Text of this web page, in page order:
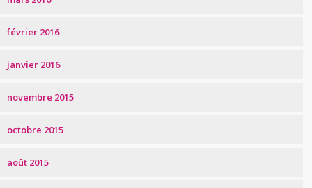
février 2016
janvier 2016
novembre 2015
octobre 2015
août 2015